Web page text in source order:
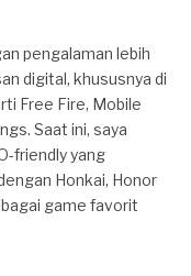
pengalaman lebih
digital, khususnya di
Free Fire, Mobile
Saat ini, saya
friendly yang
Honkai, Honor
game favorit